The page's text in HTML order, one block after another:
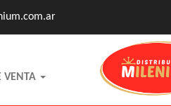
VENTA